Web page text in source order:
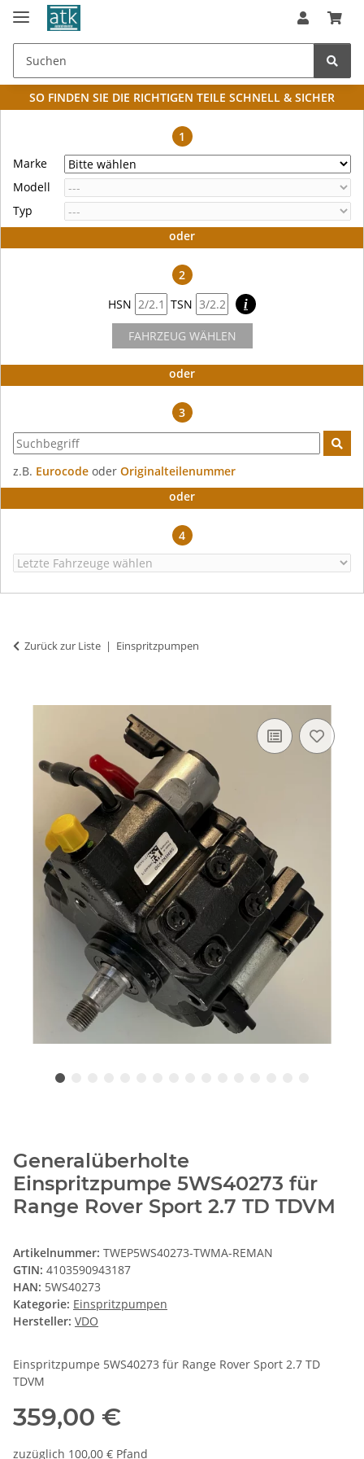
SO FINDEN SIE DIE RICHTIGEN TEILE SCHNELL & SICHER
1
Marke
Modell
Typ
oder
2
HSN
TSN i
FAHRZEUG WÄHLEN
oder
3
z.B. Eurocode oder Originalteilenummer
oder
4
Zurück zur Liste Einspritzpumpen
Generalüberholte
Einspritzpumpe 5WS40273 für
Range Rover Sport 2.7 TD TDVM
Artikelnummer: TWEP5WS40273-TWMA-REMAN
GTIN: 4103590943187
HAN: 5WS40273
Kategorie: Einspritzpumpen
Hersteller: VDO
Einspritzpumpe 5WS40273 für Range Rover Sport 2.7 TD
TDVM
359,00 €
zuzüglich 100,00 € Pfand